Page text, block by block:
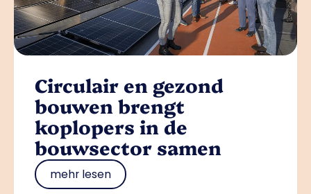
Circulair en gezond
bouwen brengt
koplopers in de
bouwsector samen
mehr lesen